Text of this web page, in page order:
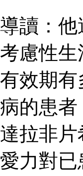
導讀：
考慮性
有效期
病的患
達拉非
愛力對